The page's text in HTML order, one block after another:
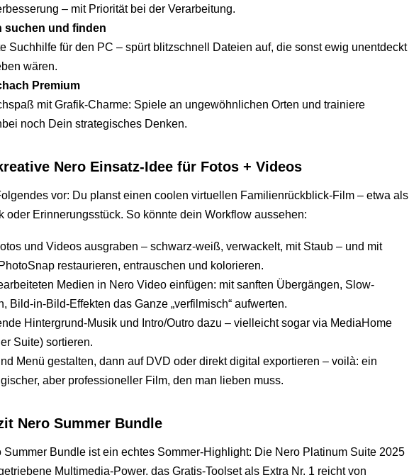
– mit Priorität bei der Verarbeitung.
suchen und finden
Suchhilfe für den PC – spürt blitzschnell Dateien auf, die sonst ewig unentdeckt
wären.
Premium
mit Grafik-Charme: Spiele an ungewöhnlichen Orten und trainiere
noch Dein strategisches Denken.
Nero Einsatz-Idee für Fotos + Videos
vor: Du planst einen coolen virtuellen Familienrückblick-Film – etwa als
oder Erinnerungsstück. So könnte dein Workflow aussehen:
und Videos ausgraben – schwarz-weiß, verwackelt, mit Staub – und mit
restaurieren, entrauschen und kolorieren.
Medien in Nero Video einfügen: mit sanften Übergängen, Slow-
Bild-in-Bild-Effekten das Ganze „verfilmisch“ aufwerten.
Hintergrund-Musik und Intro/Outro dazu – vielleicht sogar via MediaHome
Suite) sortieren.
Menü gestalten, dann auf DVD oder direkt digital exportieren – voilà: ein
aber professioneller Film, den man lieben muss.
Nero Summer Bundle
Summer Bundle ist ein echtes Sommer-Highlight: Die Nero Platinum Suite 2025
Multimedia-Power, das Gratis-Toolset als Extra Nr. 1 reicht von